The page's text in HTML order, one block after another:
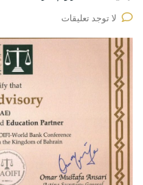
لا توجد تعليقات